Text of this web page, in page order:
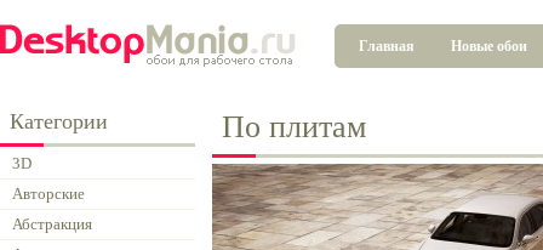
Главная Новые обои
Категории
3D
Авторские
Абстракция
По плитам